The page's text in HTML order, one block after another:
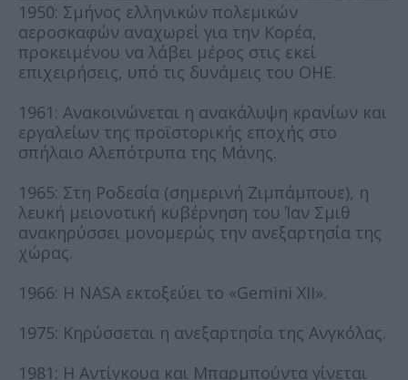
1950: Σμήνος ελληνικών πολεμικών
αεροσκαφών αναχωρεί για την Κορέα,
προκειμένου να λάβει μέρος στις εκεί
επιχειρήσεις, υπό τις δυνάμεις του ΟΗΕ.
1961: Ανακοινώνεται η ανακάλυψη κρανίων και
εργαλείων της προϊστορικής εποχής στο
σπήλαιο Αλεπότρυπα της Μάνης.
1965: Στη Ροδεσία (σημερινή Ζιμπάμπουε), η
λευκή μειονοτική κυβέρνηση του Ίαν Σμιθ
ανακηρύσσει μονομερώς την ανεξαρτησία της
χώρας.
1966: Η NASA εκτοξεύει το «Gemini XII».
1975: Κηρύσσεται η ανεξαρτησία της Ανγκόλας.
1981: Η Αντίγκουα και Μπαρμπούντα γίνεται